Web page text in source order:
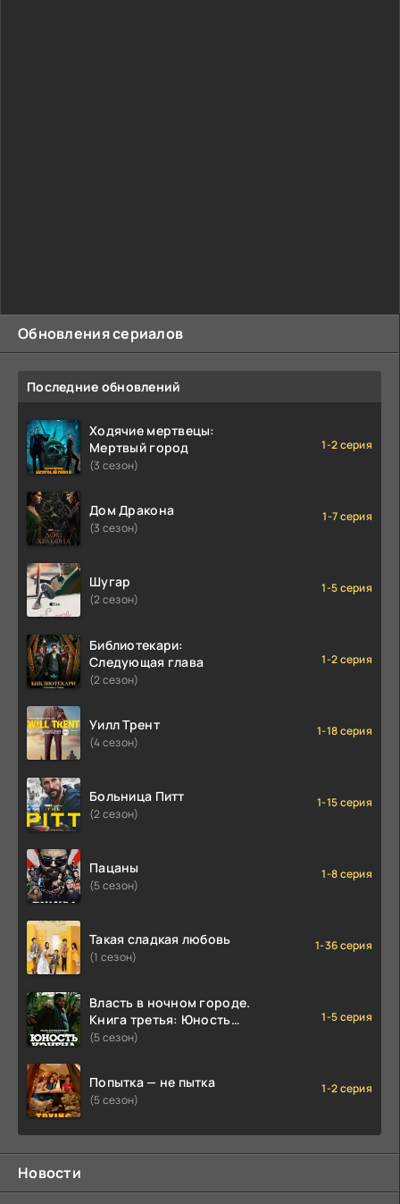
Обновления сериалов
Последние обновлений
Ходячие мертвецы:
Мертвый город
(3 сезон)
1-2 серия
Дом Дракона
(3 сезон)
1-7 серия
Шугар
(2 сезон)
1-5 серия
Библиотекари:
Следующая глава
(2 сезон)
1-2 серия
Уилл Трент
(4 сезон)
1-18 серия
Больница Питт
(2 сезон)
1-15 серия
Пацаны
(5 сезон)
1-8 серия
Такая сладкая любовь
(1 сезон)
1-36 серия
Власть в ночном городе.
Книга третья: Юность
Кэнена
(5 сезон)
1-5 серия
Попытка — не пытка
(5 сезон)
1-2 серия
Новости